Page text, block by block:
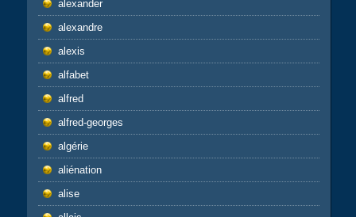
alexander
alexandre
alexis
alfabet
alfred
alfred-georges
algérie
aliénation
alise